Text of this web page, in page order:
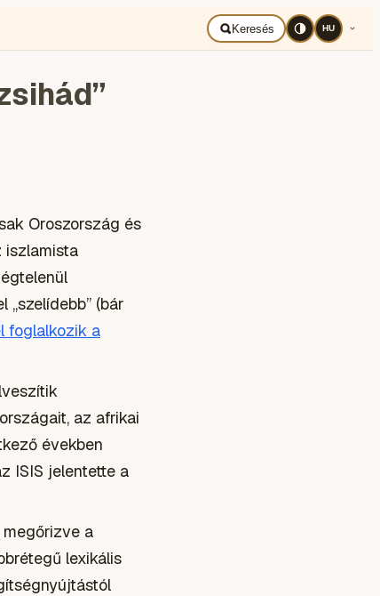
JegyzetUncategorizedTech&Tud
Keresés HU
Oroszország és
iszlamista
(bár
foglalkozik a
az afrikai
években
ISIS jelentette a
a
lexikális